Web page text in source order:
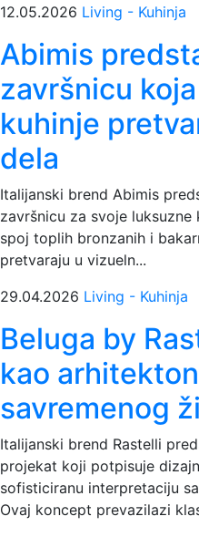
12.05.2026 Living - Kuhinja
Abimis
završnicu
kuhinje
dela
Italijanski brend Abimis
završnicu za svoje
spoj toplih bronzanih i
pretvaraju u vizueln...
29.04.2026 Living - Kuhinja
Beluga by
kao
savremenog
Italijanski brend Rastelli
projekat koji potpisuje
sofisticiranu interpretaciju
Ovaj koncept prevazilazi